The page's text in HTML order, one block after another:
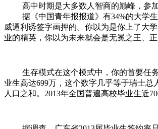
高中时期是大多数人智商的巅峰，参加
据《中国青年报报道》有34%的大学生
威逼利诱签字画押的。你以为是你上了大
业的精英，你以为未来就会是无冕之王、
生存模式在这个模式中，你的首要任务
业生高达699万，这个数字几乎等于瑞士
人口之和。2013年全国普遍高校毕业生近